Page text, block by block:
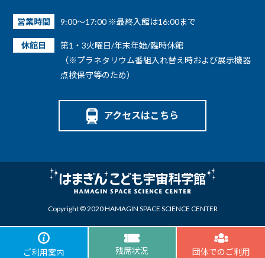
営業時間 9:00～17:00 ※最終入館は16:00まで
休館日
第1・3火曜日/年末年始/臨時休館
（※プラネタリウム番組入れ替え時および展示機器
点検保守等のため）
アクセスはこちら
Copyright © 2020 HAMAGIN SPACE SCIENCE CENTER
ご利用案内 残席状況 団体でのご利用